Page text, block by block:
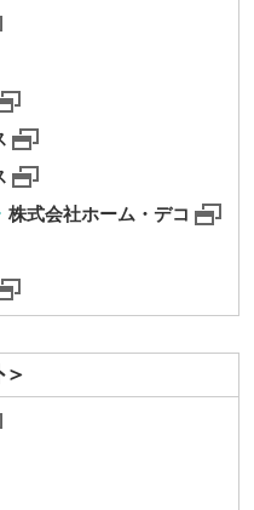
株式会社ホーム・デコ